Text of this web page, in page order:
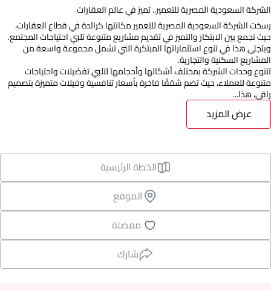
الشركة السعودية المصرية للتعمير.. تميز في عالم العقارات
رسخت الشركة السعودية المصرية للتعمير مكانتها كرائدة في قطاع العقارات،
حيث تجمع بين الابتكار والتميز في تقديم مشاريع متنوعة تلبي احتياجات المجتمع.
ويتجلى هذا في تنوع استثماراتها المبتكرة التي تشمل مجموعة واسعة من
المشاريع السكنية والتجارية.
تتنوع وحدات الشركة بمختلف أشكالها وأحجامها لتلبي تفضيلات واحتياجات
متنوعة للعملاء، حيث تضم شققًا فاخرة بأسعار تنافسية وفيلات متميزة بتصميم
راقي، هذا...
عرض المزيد
الخطة الرئيسية
الموقع
مفضلة
شارك